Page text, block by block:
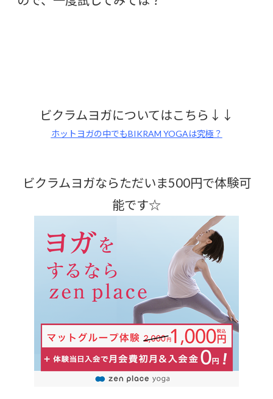
ビクラムヨガについてはこちら↓↓
ホットヨガの中でもBIKRAM YOGAは究極？
ビクラムヨガならただいま500円で体験可
能です☆